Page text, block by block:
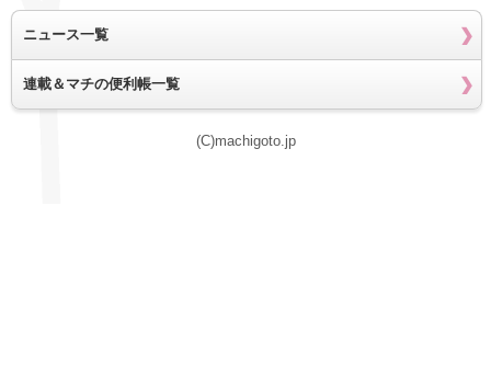
ニュース一覧
連載＆マチの便利帳一覧
(C)machigoto.jp